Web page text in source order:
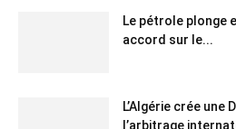
Le pétrole plonge
accord sur le...
L’Algérie crée une
l’arbitrage